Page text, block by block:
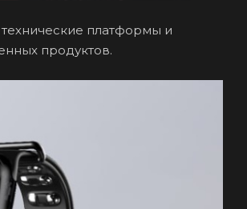
платформы и
продуктов.